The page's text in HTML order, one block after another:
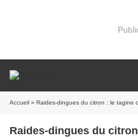
Accueil » Raides-dingues du citron : le tagine
Raides-dingues du